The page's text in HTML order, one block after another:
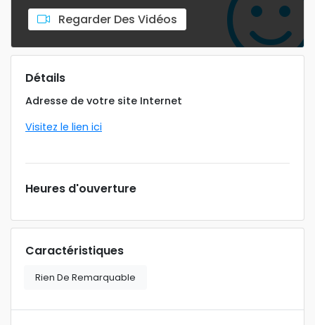
Regarder Des Vidéos
Détails
Adresse de votre site Internet
Visitez le lien ici
Heures d'ouverture
Caractéristiques
Rien De Remarquable